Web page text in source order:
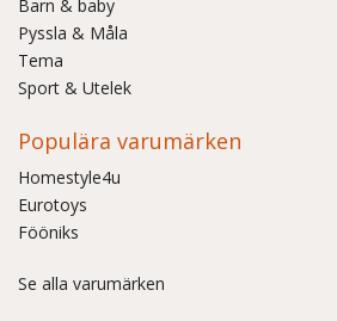
Barn & baby
Pyssla & Måla
Tema
Sport & Utelek
Populära varumärken
Homestyle4u
Eurotoys
Fööniks
Se alla varumärken